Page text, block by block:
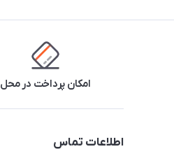
امکان پرداخت در محل
اطلاعات تماس